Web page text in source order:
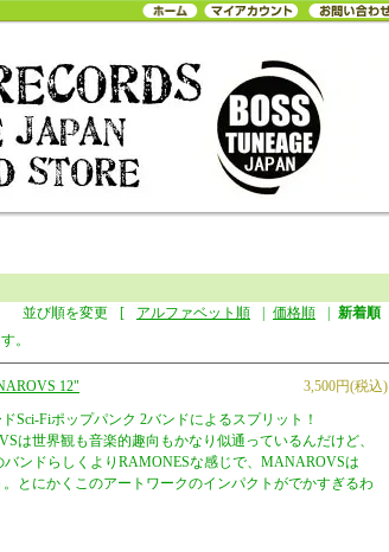
並び順を変更
[ アルファベット順 価格順 新着順
。
3,500円(税込)
12"
Sci-Fiポップパンク 2バンドによるスプリット！
は世界観も音楽的趣向もかなり似通っているんだけど、
ンドらしくよりRAMONESな感じで、MANAROVSは
とにかくこのアートワークのインパクトがでかすぎるわ